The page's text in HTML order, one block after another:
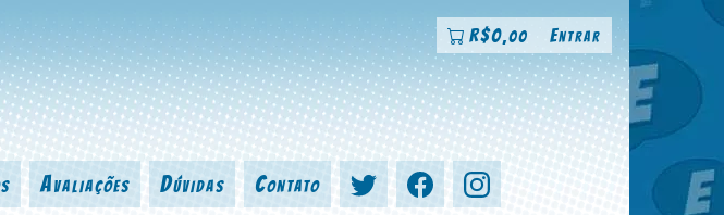
R$0,00 Entrar
Avaliações Dúvidas Contato